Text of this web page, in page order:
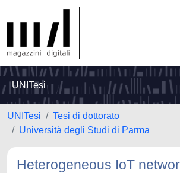
UNITesi
UNITesi
Tesi di dottorato
Università degli Studi di Parma
Heterogeneous IoT